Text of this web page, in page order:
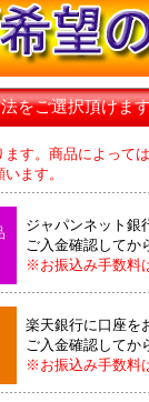
をご選択頂けま
す。商品によって
ます。
ジャパンネット銀
ご入金確認してか
※お振込み手数料
楽天銀行に口座を
ご入金確認してか
※お振込み手数料